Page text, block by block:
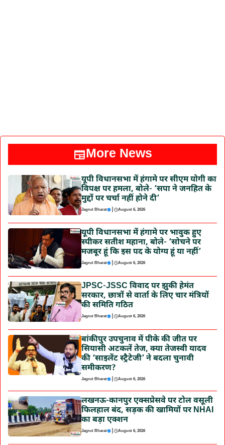
More News
यूपी विधानसभा में हंगामे पर सीएम योगी का
विपक्ष पर हमला, बोले- ‘सपा ने जनहित के
मुद्दों पर चर्चा नहीं होने दी’
Jagrut Bharat | August 6, 2026
यूपी विधानसभा में हंगामे पर भावुक हुए
स्पीकर सतीश महाना, बोले- ‘सोचने पर
मजबूर हूं कि इस पद के योग्य हूं या नहीं’
Jagrut Bharat | August 6, 2026
JPSC-JSSC विवाद पर झुकी हेमंत
सरकार, छात्रों से वार्ता के लिए चार मंत्रियों
की समिति गठित
Jagrut Bharat | August 6, 2026
बांकीपुर उपचुनाव में पीके की जीत पर
सियासी अटकलें तेज, क्या तेजस्वी यादव
की ‘साइलेंट स्ट्रैटेजी’ ने बदला चुनावी
समीकरण?
Jagrut Bharat | August 6, 2026
लखनऊ-कानपुर एक्सप्रेसवे पर टोल वसूली
फिलहाल बंद, सड़क की खामियों पर NHAI
का बड़ा एक्शन
Jagrut Bharat | August 6, 2026